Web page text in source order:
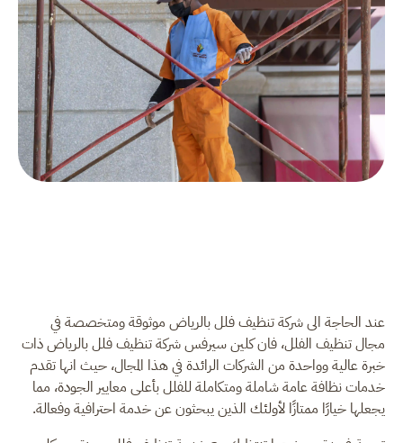
عند الحاجة الى شركة تنظيف فلل بالرياض موثوقة ومتخصصة في
مجال تنظيف الفلل، فان كلين سيرفس شركة تنظيف فلل بالرياض ذات
خبرة عالية وواحدة من الشركات الرائدة في هذا المجال، حيث انها تقدم
خدمات نظافة عامة شاملة ومتكاملة للفلل بأعلى معايير الجودة، مما
يجعلها خيارًا ممتازًا لأولئك الذين يبحثون عن خدمة احترافية وفعالة.